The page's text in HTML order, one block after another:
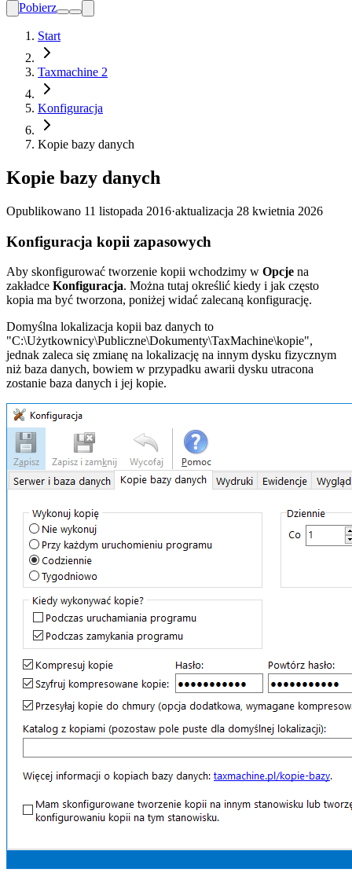
Pobierz
Start
Taxmachine 2
Konfiguracja
Kopie bazy danych
Kopie bazy danych
Opublikowano 11 listopada 2016·aktualizacja 28 kwietnia 2026
Konfiguracja kopii zapasowych
Aby skonfigurować tworzenie kopii wchodzimy w Opcje na
zakładce Konfiguracja. Można tutaj określić kiedy i jak często
kopia ma być tworzona, poniżej widać zalecaną konfigurację.
Domyślna lokalizacja kopii baz danych to
"C:\Użytkownicy\Publiczne\Dokumenty\TaxMachine\kopie",
jednak zaleca się zmianę na lokalizację na innym dysku fizycznym
niż baza danych, bowiem w przypadku awarii dysku utracona
zostanie baza danych i jej kopie.